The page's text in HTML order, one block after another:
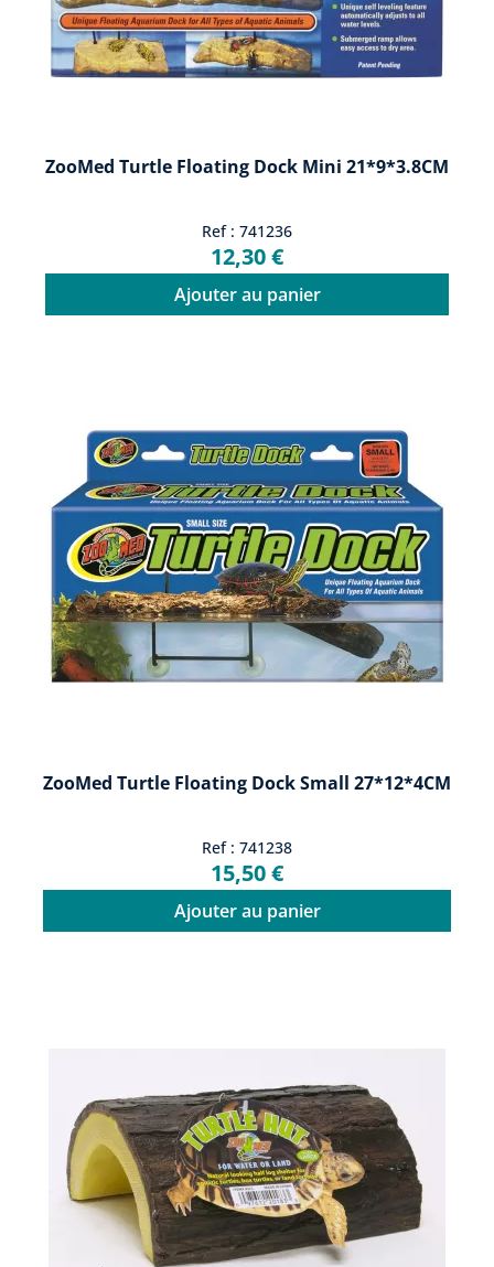
ZooMed Turtle Floating Dock Mini 21*9*3.8CM
Ref : 741236
12,30 €
Ajouter au panier
ZooMed Turtle Floating Dock Small 27*12*4CM
Ref : 741238
15,50 €
Ajouter au panier